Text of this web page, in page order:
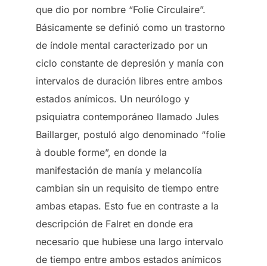
que dio por nombre “Folie Circulaire”.
Básicamente se definió como un trastorno
de índole mental caracterizado por un
ciclo constante de depresión y manía con
intervalos de duración libres entre ambos
estados anímicos. Un neurólogo y
psiquiatra contemporáneo llamado Jules
Baillarger, postuló algo denominado “folie
à double forme”, en donde la
manifestación de manía y melancolía
cambian sin un requisito de tiempo entre
ambas etapas. Esto fue en contraste a la
descripción de Falret en donde era
necesario que hubiese una largo intervalo
de tiempo entre ambos estados anímicos